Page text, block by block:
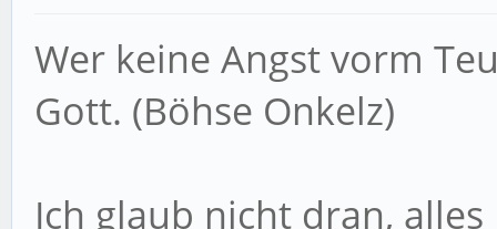
Wer keine Angst vorm
Gott. (Böhse Onkelz)
Ich glaub nicht dran,